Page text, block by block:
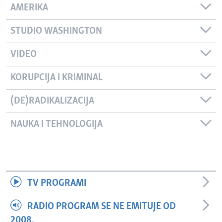
AMERIKA
STUDIO WASHINGTON
VIDEO
KORUPCIJA I KRIMINAL
(DE)RADIKALIZACIJA
NAUKA I TEHNOLOGIJA
TV PROGRAMI
RADIO PROGRAM SE NE EMITUJE OD